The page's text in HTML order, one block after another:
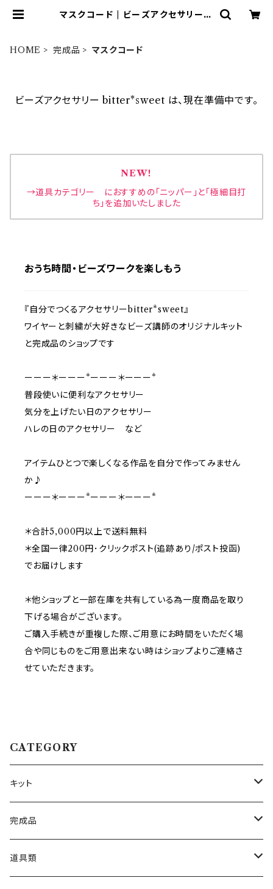
マスクコード | ビーズアクセサリー b
HOME 完成品 マスクコード
ビーズアクセサリー bitter*sweet は、現在準備中です。
NEW！
→道具カテゴリー におすすめの「ニッパー」と「極細目打
ち」を追加いたしました
おうち時間・ビーズワークを楽しもう
『自分でつくるアクセサリーbitter*sweet』
ワイヤーと刺繍が大好きなビーズ講師のオリジナルキット
と完成品のショップです
ーーー＊ーーー*ーーー＊ーーー*
普段使いに便利なアクセサリー
気分を上げたい日のアクセサリー
ハレの日のアクセサリー など
アイテムひとつで楽しくなる作品を自分で作ってみません
か♪
ーーー＊ーーー*ーーー＊ーーー*
＊合計5,000円以上で送料無料
＊全国一律200円･クリックポスト(追跡あり/ポスト投函)
でお届けします
＊他ショップと一部在庫を共有している為一度商品を取り
下げる場合がございます。
ご購入手続きが重複した際、ご用意にお時間をいただく場
合や同じものをご用意出来ない時はショップよりご連絡さ
せていただきます。
CATEGORY
キット
ネックレス
ブレスレット
完成品
ネックレス
道具類